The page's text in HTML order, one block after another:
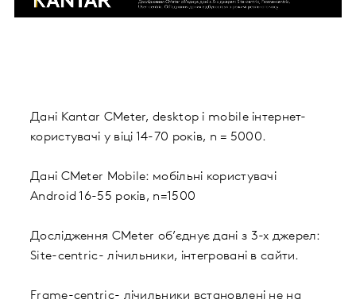
Дані Kantar CMeter, desktop і mobile інтернет-
користувачі у віці 14-70 років, n = 5000.
Дані CMeter Mobile: мобільні користувачі
Android 16-55 років, n=1500
Дослідження CMeter об’єднує дані з 3-х джерел:
Site-centric- лічильники, інтегровані в сайти.
Frame-centric- лічильники встановлені не на